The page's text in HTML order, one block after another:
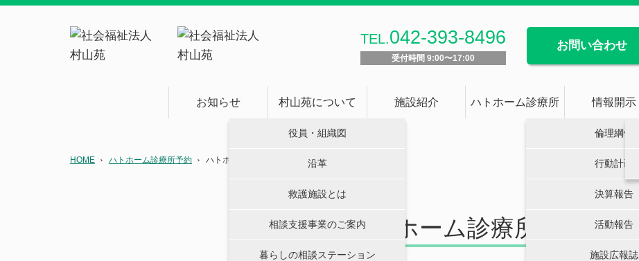
TEL.042-393-8496
受付時間 9:00〜17:00
お問い合わせ
お知らせ 村山苑について
役員・組織図
沿革
救護施設とは
相談支援事業のご案内
暮らしの相談ステーション
施設紹介 ハトホーム診療所 情報開示
倫理綱領
行動計画
決算報告
活動報告
施設広報誌
HOME ハトホーム診療所予約 ハトホーム診療所予約 完了
ハトホーム診療所予約